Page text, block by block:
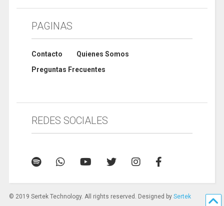
PAGINAS
Contacto
Quienes Somos
Preguntas Frecuentes
REDES SOCIALES
© 2019 Sertek Technology. All rights reserved. Designed by Sertek